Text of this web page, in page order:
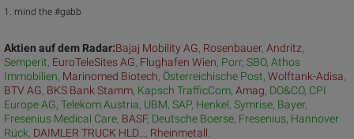
1. mind the #gabb
Aktien auf dem Radar:Bajaj Mobility AG, Rosenbauer, Andritz,
Semperit, EuroTeleSites AG, Flughafen Wien, Porr, SBO, Athos
Immobilien, Marinomed Biotech, Österreichische Post, Wolftank-Adisa,
BTV AG, BKS Bank Stamm, Kapsch TrafficCom, Amag, DO&CO, CPI
Europe AG, Telekom Austria, UBM, SAP, Henkel, Symrise, Bayer,
Fresenius Medical Care, BASF, Deutsche Boerse, Fresenius, Hannover
Rück, DAIMLER TRUCK HLD... , Rheinmetall